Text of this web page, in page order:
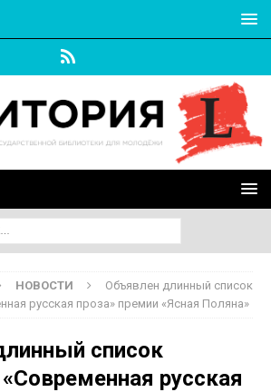
НОВОСТИ
Объявлен длинный список
русская проза» премии «Ясная Поляна»
список
русская